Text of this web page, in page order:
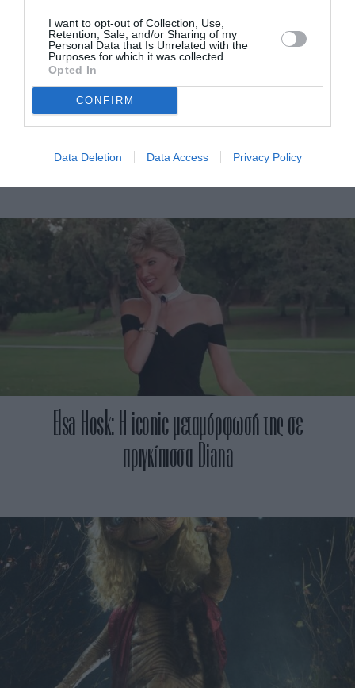
I want to opt-out of Collection, Use,
Retention, Sale, and/or Sharing of my
Personal Data that Is Unrelated with the
Purposes for which it was collected.
Opted In
CONFIRM
Data Deletion Data Access Privacy Policy
Mariah Carey: Σήμανε την έναρξη της εορταστικής
περιόδου τραγουδώντας “It’s Time”
Elsa Hosk: Η iconic μεταμόρφωσή της σε
πριγκίπισσα Diana